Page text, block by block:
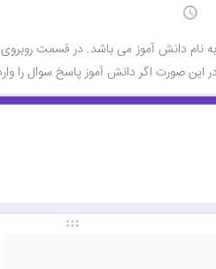
دانش آموز می باشد. در قسمت
صورت اگر دانش آموز پاسخ سوال را